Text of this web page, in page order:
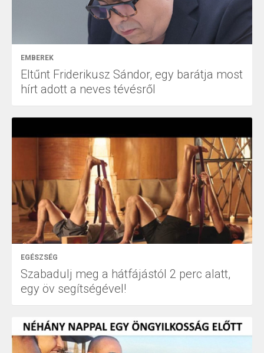
EMBEREK
Eltűnt Friderikusz Sándor, egy barátja most
hírt adott a neves tévésről
EGÉSZSÉG
Szabadulj meg a hátfájástól 2 perc alatt,
egy öv segítségével!